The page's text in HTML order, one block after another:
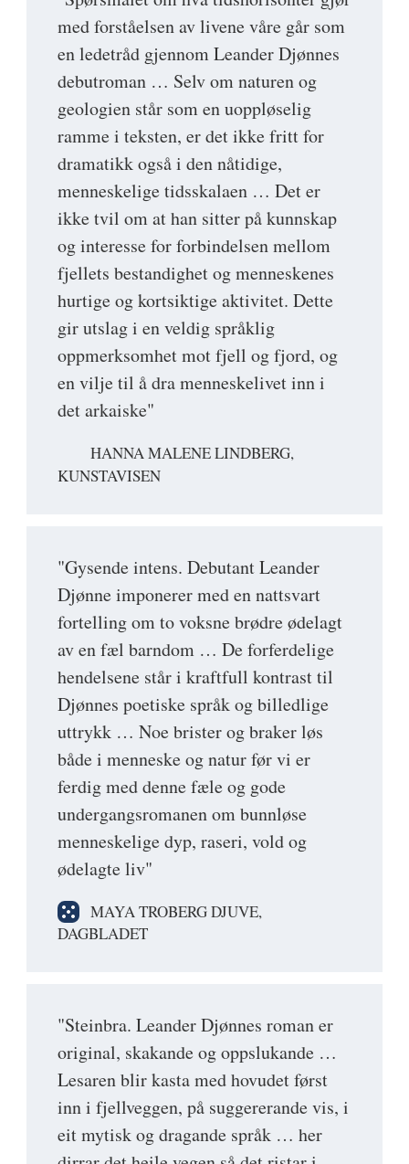
med forståelsen av livene våre går som
en ledetråd gjennom Leander Djønnes
debutroman … Selv om naturen og
geologien står som en uoppløselig
ramme i teksten, er det ikke fritt for
dramatikk også i den nåtidige,
menneskelige tidsskalaen … Det er
ikke tvil om at han sitter på kunnskap
og interesse for forbindelsen mellom
fjellets bestandighet og menneskenes
hurtige og kortsiktige aktivitet. Dette
gir utslag i en veldig språklig
oppmerksomhet mot fjell og fjord, og
en vilje til å dra menneskelivet inn i
det arkaiske"
HANNA MALENE LINDBERG,
KUNSTAVISEN
"Gysende intens. Debutant Leander
Djønne imponerer med en nattsvart
fortelling om to voksne brødre ødelagt
av en fæl barndom … De forferdelige
hendelsene står i kraftfull kontrast til
Djønnes poetiske språk og billedlige
uttrykk … Noe brister og braker løs
både i menneske og natur før vi er
ferdig med denne fæle og gode
undergangsromanen om bunnløse
menneskelige dyp, raseri, vold og
ødelagte liv"
MAYA TROBERG DJUVE,
DAGBLADET
"Steinbra. Leander Djønnes roman er
original, skakande og oppslukande …
Lesaren blir kasta med hovudet først
inn i fjellveggen, på suggererande vis, i
eit mytisk og dragande språk … her